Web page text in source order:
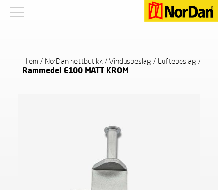
Hjem / NorDan nettbutikk / Vindusbeslag / Luftebeslag /
Rammedel E100 MATT KROM